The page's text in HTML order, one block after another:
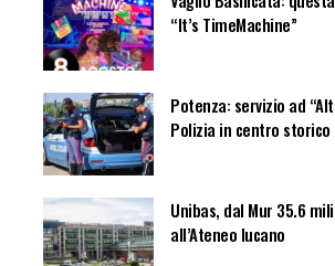
“It’s TimeMachine”
Potenza: servizio ad
Polizia in centro storico
Unibas, dal Mur 35.6
all’Ateneo lucano